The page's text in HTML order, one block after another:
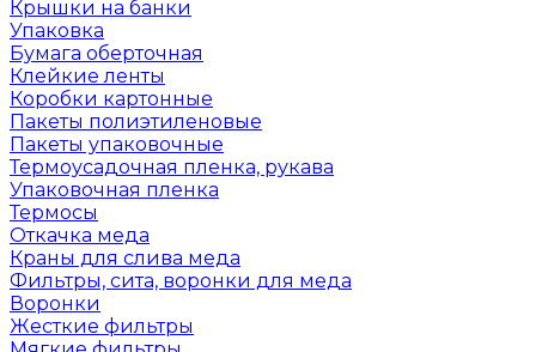
Крышки на банки
Упаковка
Бумага оберточная
Клейкие ленты
Коробки картонные
Пакеты полиэтиленовые
Пакеты упаковочные
Термоусадочная пленка, рукава
Упаковочная пленка
Термосы
Откачка меда
Краны для слива меда
Фильтры, сита, воронки для меда
Воронки
Жесткие фильтры